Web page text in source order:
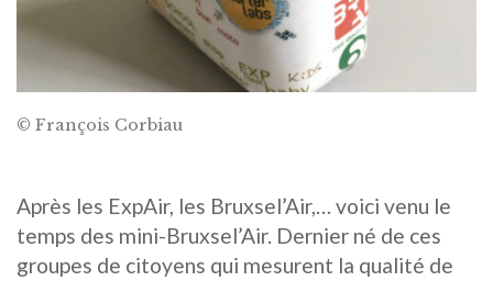
© François Corbiau
Après les ExpAir, les Bruxsel’Air,… voici venu le
temps des mini-Bruxsel’Air. Dernier né de ces
groupes de citoyens qui mesurent la qualité de